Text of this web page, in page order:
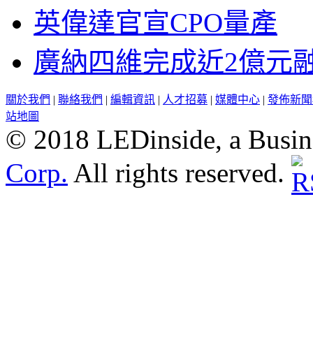
英偉達官宣CPO量產
廣納四維完成近2億元
關於我們 | 聯絡我們 | 編輯資訊 | 人才招募 | 媒體中心 | 發佈新
站地圖
© 2018 LEDinside, a
Corp. All rights reserved.